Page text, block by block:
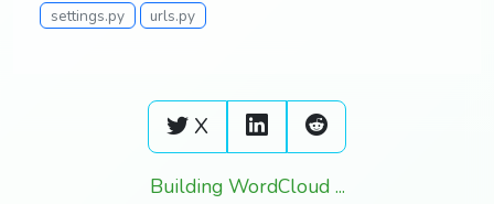
settings.py
urls.py
X
Building WordCloud ...